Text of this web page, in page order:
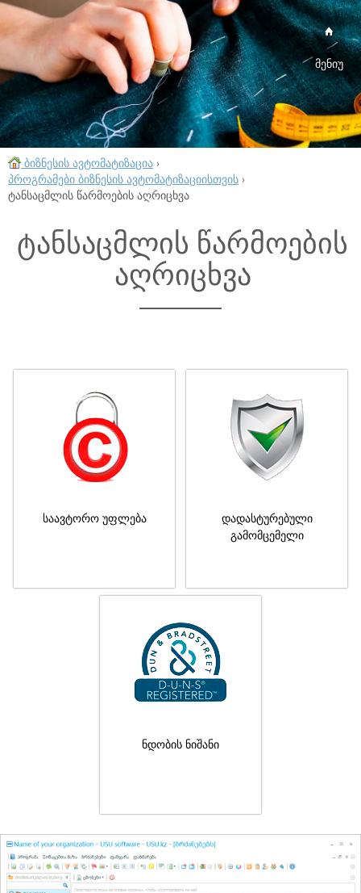
მენიუ
ბიზნესის ავტომატიზაცია ›
პროგრამები ბიზნესის ავტომატიზაციისთვის ›
ტანსაცმლის წარმოების აღრიცხვა
ტანსაცმლის წარმოების
აღრიცხვა
საავტორო უფლება
დადასტურებული
გამომცემელი
ნდობის ნიშანი